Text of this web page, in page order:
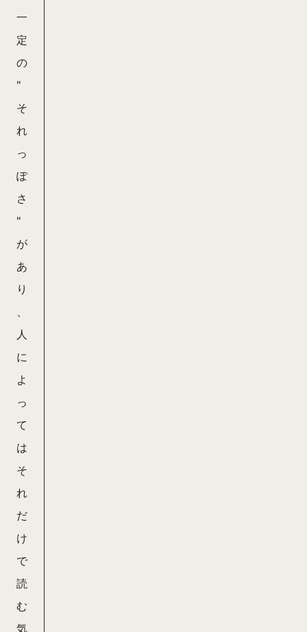
一
定
の
"
そ
れ
っ
ぽ
さ
"
が
あ
り
人
に
よ
っ
て
は
そ
れ
だ
け
で
読
む
気